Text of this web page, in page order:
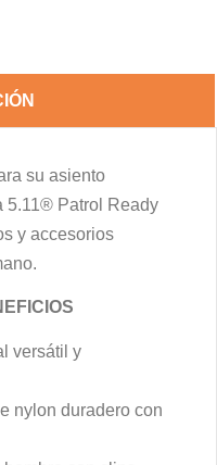
su asiento
5.11® Patrol Ready
y accesorios
versátil y
nylon duradero con